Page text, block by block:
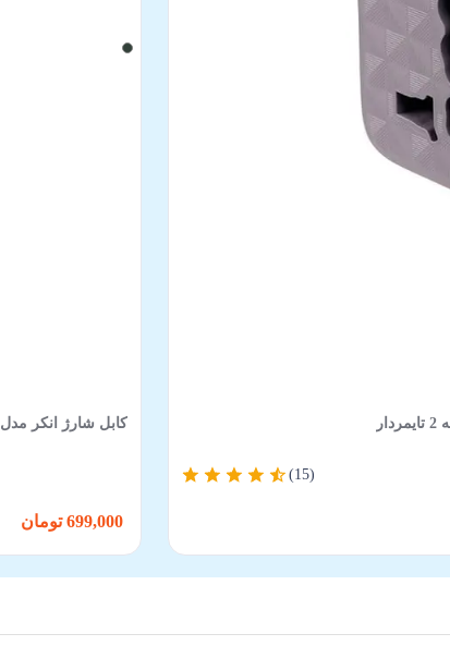
(15)
کابل شارژ انکر مدل Anker 322 USB-C To USB-C A81F5 با طول 90 سانتی‌متر